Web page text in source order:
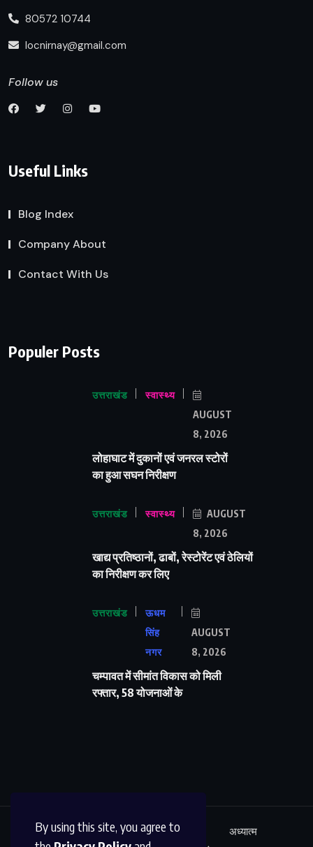
By using this site, you agree to
80572 10744
locnirnay@gmail.com
Follow us
Useful Links
Blog Index
Company About
Contact With Us
Populer Posts
उत्तराखंड स्वास्थ्य
AUGUST
8, 2026
लोहाघाट में दुकानों एवं जनरल स्टोरों
का हुआ सघन निरीक्षण
उत्तराखंड स्वास्थ्य
AUGUST
8, 2026
खाद्य प्रतिष्ठानों, ढाबों, रेस्टोरेंट एवं ठेलियों
का निरीक्षण कर लिए
उत्तराखंड
ऊधम
सिंह
नगर
AUGUST
8, 2026
चम्पावत में सीमांत विकास को मिली
रफ्तार, 58 योजनाओं के
ऊधम सिंह नगर अंतर्राष्ट्रीय
अध्यात्म